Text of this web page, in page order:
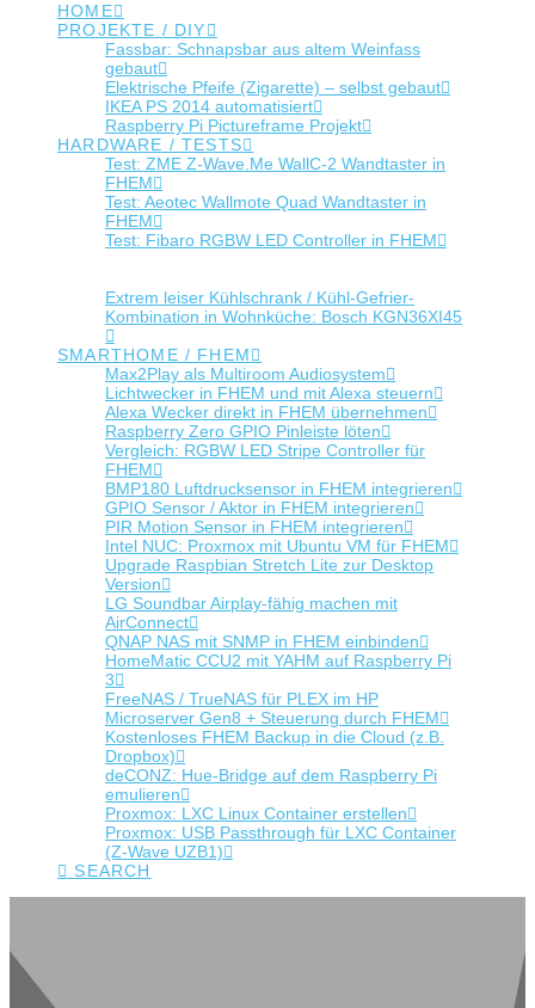
HOME
PROJEKTE / DIY
Fassbar: Schnapsbar aus altem Weinfass
gebaut
Elektrische Pfeife (Zigarette) – selbst gebaut
IKEA PS 2014 automatisiert
Raspberry Pi Pictureframe Projekt
HARDWARE / TESTS
Test: ZME Z-Wave.Me WallC-2 Wandtaster in
FHEM
Test: Aeotec Wallmote Quad Wandtaster in
FHEM
Test: Fibaro RGBW LED Controller in FHEM
Extrem leiser Kühlschrank / Kühl-Gefrier-
Kombination in Wohnküche: Bosch KGN36XI45
SMARTHOME / FHEM
Max2Play als Multiroom Audiosystem
Lichtwecker in FHEM und mit Alexa steuern
Alexa Wecker direkt in FHEM übernehmen
Raspberry Zero GPIO Pinleiste löten
Vergleich: RGBW LED Stripe Controller für
FHEM
BMP180 Luftdrucksensor in FHEM integrieren
GPIO Sensor / Aktor in FHEM integrieren
PIR Motion Sensor in FHEM integrieren
Intel NUC: Proxmox mit Ubuntu VM für FHEM
Upgrade Raspbian Stretch Lite zur Desktop
Version
LG Soundbar Airplay-fähig machen mit
AirConnect
QNAP NAS mit SNMP in FHEM einbinden
HomeMatic CCU2 mit YAHM auf Raspberry Pi
3
FreeNAS / TrueNAS für PLEX im HP
Microserver Gen8 + Steuerung durch FHEM
Kostenloses FHEM Backup in die Cloud (z.B.
Dropbox)
deCONZ: Hue-Bridge auf dem Raspberry Pi
emulieren
Proxmox: LXC Linux Container erstellen
Proxmox: USB Passthrough für LXC Container
(Z-Wave UZB1)
SEARCH